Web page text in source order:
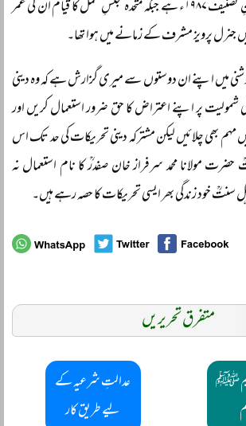
ارشاد الشیعہ کا سنِ تصنیف ۱۹۸۷ء ہے جبکہ متحدہ مجلسِ عمل کا قیام ان کی عمر
پرویز مشرف کے زمانے میں ہوا تھا۔
میں اپنے ان دوستوں سے میری گزارش ہے کہ وہ دینی
شمولیت پر اپنے اعتراض کا حق ضرور استعمال کریں اور
بھی چلائیں لیکن مشترکہ دینی تحریکات کی حد تک اس
مولانا محمد سرفراز خان صفدرؒ کا نام استعمال نہ
سنتؒ خود زندگی بھر ایسی تحریکات کا حصہ رہے ہیں۔
متفرق تحریریں
ﷺ
عدالتِ شرعیہ کے
لیے طریق کار